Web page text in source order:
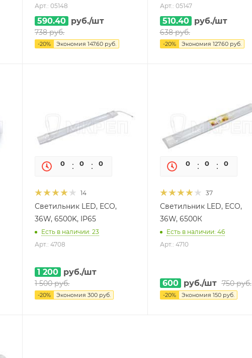
Арт.: 05148
590.40 руб./шт
738руб.
-20% Экономия147.60 руб.
Арт.: 05147
510.40 руб./шт
638руб.
-20% Экономия 127.60руб.
0 0 0
14
Светильник LED, ECO,
36W, 6500K, IP65
Есть в наличии: 23
Арт.: 4708
1 200 руб./шт
1 500руб.
-20% Экономия300 руб.
0 0 0
37
Светильник LED, ECO,
36W, 6500К
Есть в наличии: 46
Арт.: 4710
600 руб./шт 750руб.
-20% Экономия 150руб.